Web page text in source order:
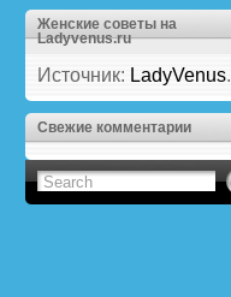
Женские советы на
Ladyvenus.ru
Источник: LadyVenus.
Свежие комментарии